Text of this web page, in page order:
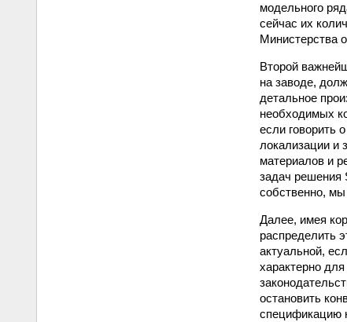
модельного
сейчас их
Министерства
Второй
на заводе,
детальное
необходимых
если говорить
локализации и
материалов и
задач решения
собственно,
Далее, имея
распределить
актуальной,
характерно
остановить
спецификацию